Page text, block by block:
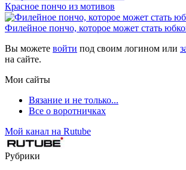
Красное пончо из мотивов
Филейное пончо, которое может стать
Вы можете войти под своим логином или
на сайте.
Мои сайты
Вязание и не только...
Все о воротничках
Мой канал на Rutube
Рубрики